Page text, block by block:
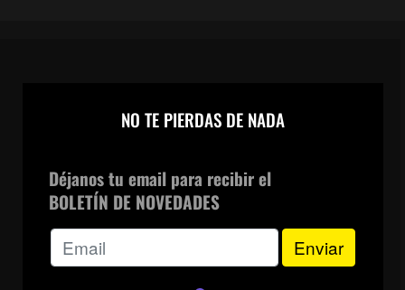
CANAL DE WHATSAPP
NO TE PIERDAS DE NADA
Déjanos tu email para recibir el
BOLETÍN DE NOVEDADES